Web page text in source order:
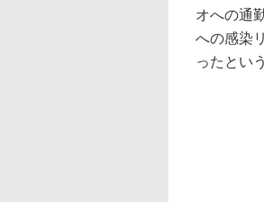
オへの通
への感染
ったとい